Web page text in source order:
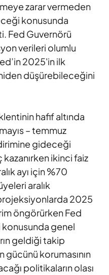
zarar vermeden
konusunda
Fed Guvernörü
verileri olumlu
2025'in ilk
düşürebileceğini
hafif altında
– temmuz
gideceği
ikinci faiz
ayı için %70
aralık
2025
öngörürken Fed
genel
geldiği takip
korumasının
politikaların olası